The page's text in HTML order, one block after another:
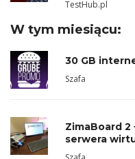
TestHub.pl
W tym miesiącu:
30 GB
Szafa
ZimaBoard 2
serwera